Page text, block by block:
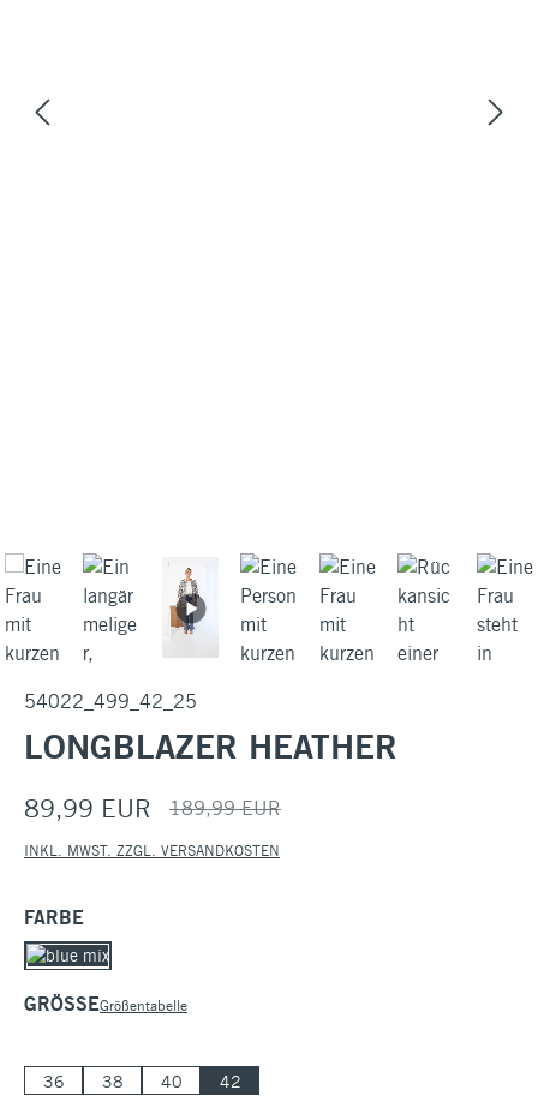
54022_499_42_25
LONGBLAZER HEATHER
89,99 EUR 189,99 EUR
INKL. MWST. ZZGL. VERSANDKOSTEN
FARBE
AUSWÄHLEN
GRÖSSE
AUSWÄHLEN
Größentabelle
36 38 40 42